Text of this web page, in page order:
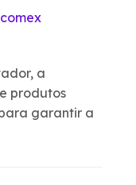
a
produtos
garantir a